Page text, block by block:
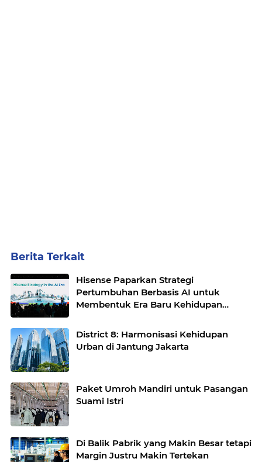
Berita Terkait
Hisense Paparkan Strategi
Pertumbuhan Berbasis AI untuk
Membentuk Era Baru Kehidupan
District 8: Harmonisasi Kehidupan
Urban di Jantung Jakarta
Paket Umroh Mandiri untuk Pasangan
Suami Istri
Di Balik Pabrik yang Makin Besar tetapi
Margin Justru Makin Tertekan